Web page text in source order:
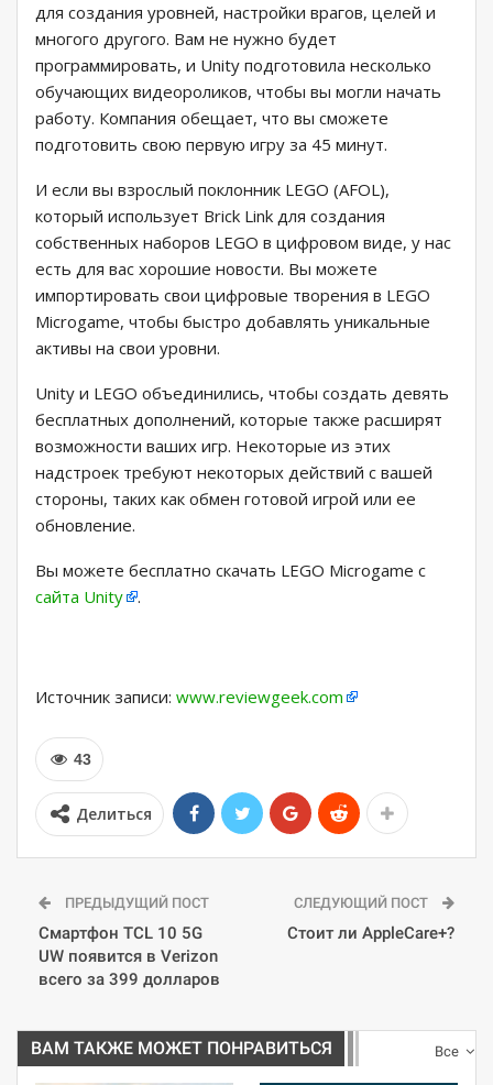
для создания уровней, настройки врагов, целей и
многого другого. Вам не нужно будет
программировать, и Unity подготовила несколько
обучающих видеороликов, чтобы вы могли начать
работу. Компания обещает, что вы сможете
подготовить свою первую игру за 45 минут.
И если вы взрослый поклонник LEGO (AFOL),
который использует Brick Link для создания
собственных наборов LEGO в цифровом виде, у нас
есть для вас хорошие новости. Вы можете
импортировать свои цифровые творения в LEGO
Microgame, чтобы быстро добавлять уникальные
активы на свои уровни.
Unity и LEGO объединились, чтобы создать девять
бесплатных дополнений, которые также расширят
возможности ваших игр. Некоторые из этих
надстроек требуют некоторых действий с вашей
стороны, таких как обмен готовой игрой или ее
обновление.
Вы можете бесплатно скачать LEGO Microgame с
сайта Unity
.
Источник записи: www.reviewgeek.com
43
Делиться
ПРЕДЫДУЩИЙ ПОСТ
Смартфон TCL 10 5G
UW появится в Verizon
всего за 399 долларов
СЛЕДУЮЩИЙ ПОСТ
Стоит ли AppleCare+?
Все
ВАМ ТАКЖЕ МОЖЕТ ПОНРАВИТЬСЯ